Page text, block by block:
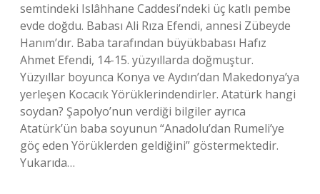
semtindeki Islâhhane Caddesi’ndeki üç katlı pembe
evde doğdu. Babası Ali Rıza Efendi, annesi Zübeyde
Hanım’dır. Baba tarafından büyükbabası Hafız
Ahmet Efendi, 14-15. yüzyıllarda doğmuştur.
Yüzyıllar boyunca Konya ve Aydın’dan Makedonya’ya
yerleşen Kocacık Yörüklerindendirler. Atatürk hangi
soydan? Şapolyo’nun verdiği bilgiler ayrıca
Atatürk’ün baba soyunun “Anadolu’dan Rumeli’ye
göç eden Yörüklerden geldiğini” göstermektedir.
Yukarıda…